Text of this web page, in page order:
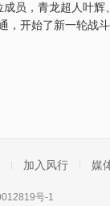
员，青龙超人叶辉
，开始了新一轮战
加入风行 媒
号-1